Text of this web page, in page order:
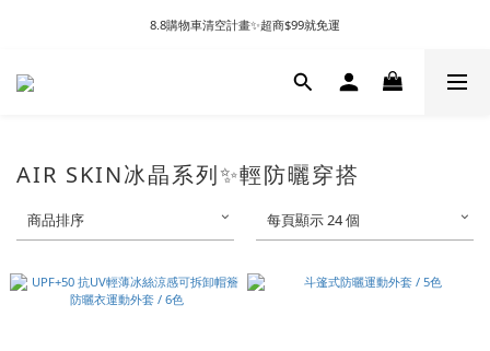
8.8購物車清空計畫✨超商$99就免運
AIR SKIN冰晶系列✨輕防曬穿搭
商品排序 每頁顯示 24 個